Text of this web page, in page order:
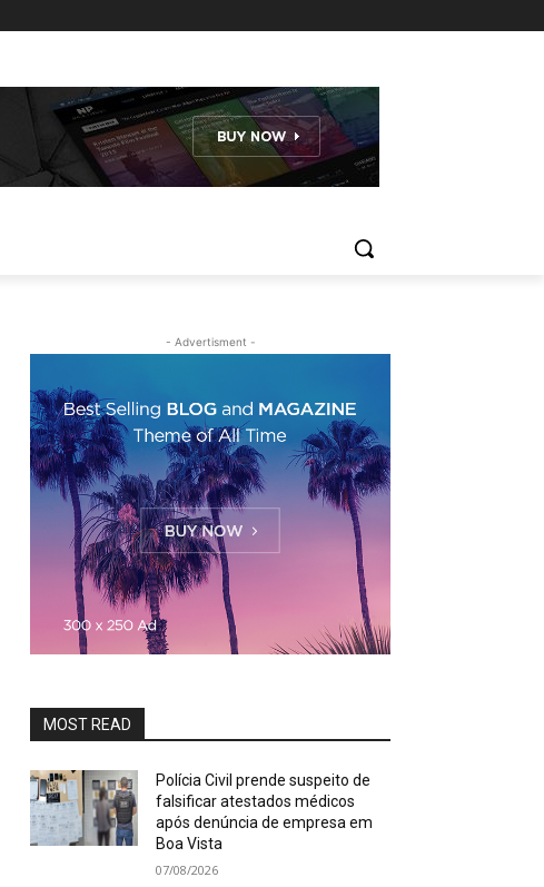
- Advertisment -
MOST READ
Polícia Civil prende suspeito de
falsificar atestados médicos
após denúncia de empresa em
Boa Vista
07/08/2026